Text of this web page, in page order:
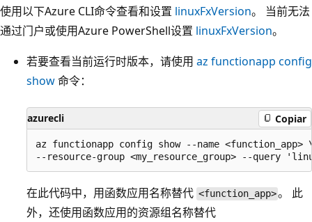
使用以下Azure CLI命令查看和设置 linuxFxVersion。 当前无法
通过门户或使用Azure PowerShell设置 linuxFxVersion。
若要查看当前运行时版本，请使用 az functionapp config
show命令：
azurecli Copiar
az functionapp config show --name <function_app>
在此代码中，用函数应用名称替代 <function_app>。 此
外，还使用函数应用的资源组名称替代